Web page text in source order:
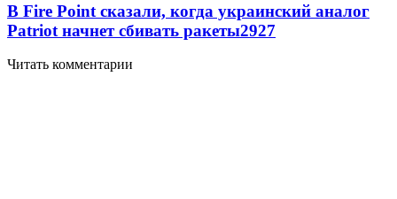
В Fire Point сказали, когда украинский аналог
Patriot начнет сбивать ракеты2927
Читать комментарии